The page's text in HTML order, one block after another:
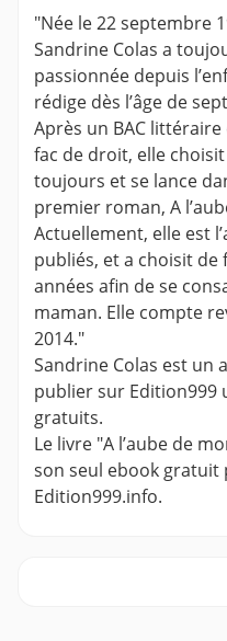
"Née le 22 septembre
Sandrine Colas a
passionnée depuis
rédige dès l’âge de
Après un BAC
fac de droit, elle
toujours et se lance
premier roman, A
Actuellement, elle est
publiés, et a choisit de
années afin de se
maman. Elle compte
2014."
Sandrine Colas est un
publier sur Edition999
gratuits.
Le livre "A l’aube de
son seul ebook gratuit
Edition999.info.